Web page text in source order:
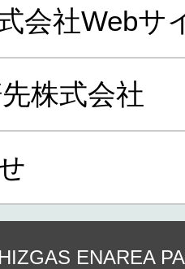
会社Webサ
株式会社
ENAREA